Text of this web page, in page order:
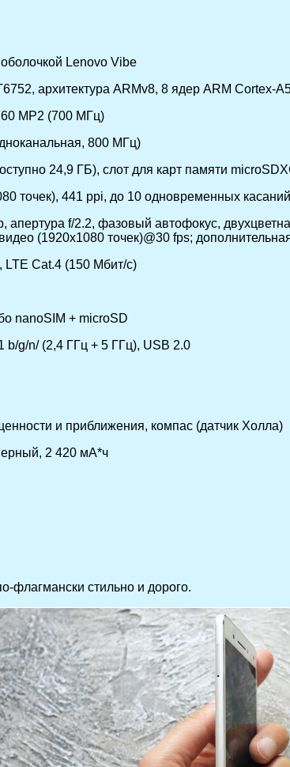
Lenovo Vibe
архитектура ARMv8, 8 ядер ARM Cortex-
MP2 (700 МГц)
800 МГц)
24,9 ГБ), слот для карт памяти
точек), 441 ppi, до 10 одновременных
f/2.2, фазовый автофокус,
(1920х1080 точек)@30 fps;
LTE Cat.4 (150 Мбит/с)
nanoSIM + microSD
g/n/ (2,4 ГГц + 5 ГГц), USB 2.0
и приближения, компас (датчик Холла)
2 420 мА*ч
флагмански стильно и дорого.